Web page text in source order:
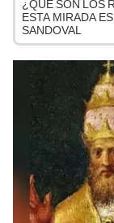
¿QUÉ SON LOS
ESTA MIRADA
SANDOVAL